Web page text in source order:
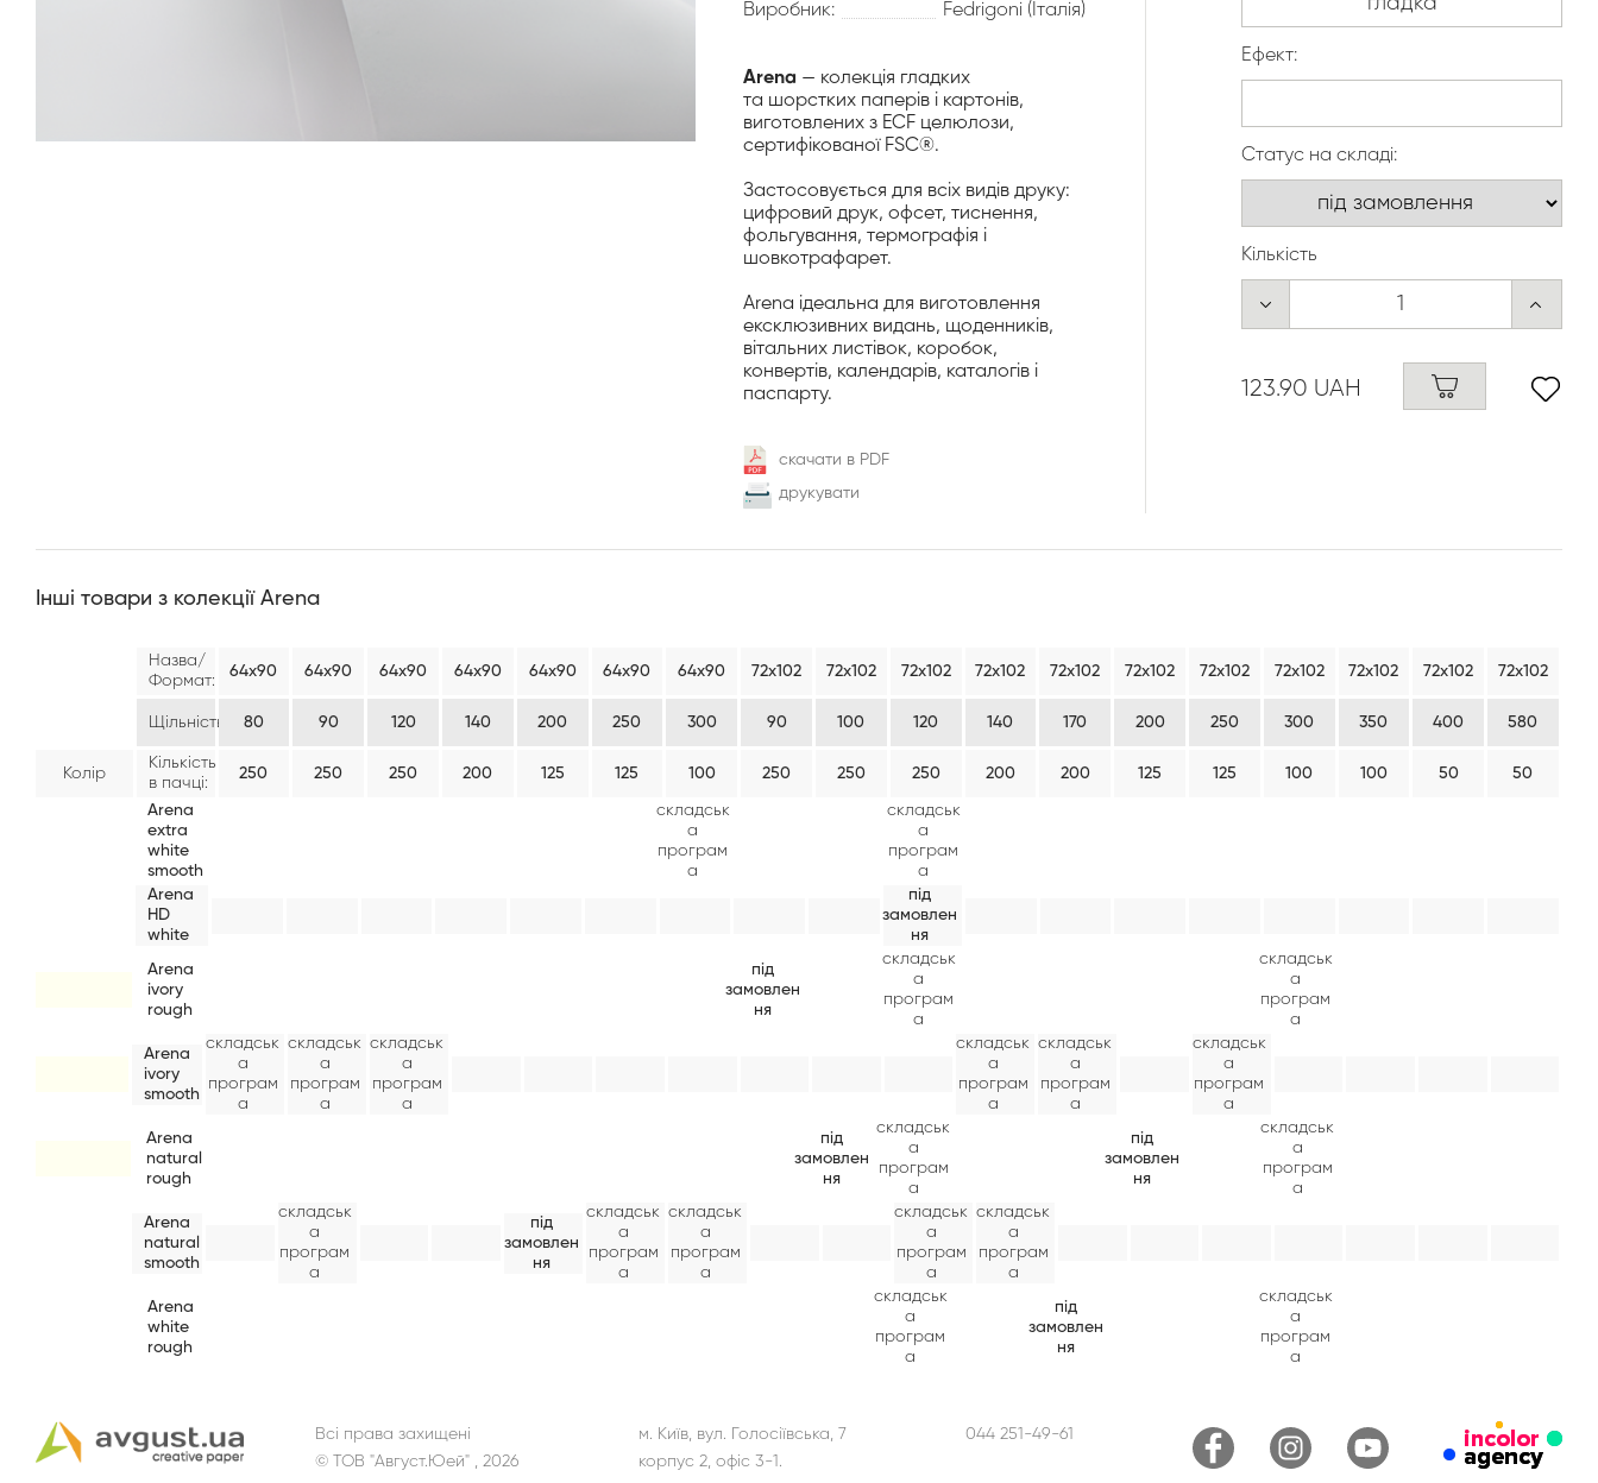
Виробник: Fedrigoni (Італія)
Arena — колекція гладких
та шорстких паперів і картонів,
виготовлених з ECF целюлози,
сертифікованої FSC®.
Застосовується для всіх видів друку:
цифровий друк, офсет, тиснення,
фольгування, термографія і
шовкотрафарет.
Arena ідеальна для виготовлення
ексклюзивних видань, щоденників,
вітальних листівок, коробок,
конвертів, календарів, каталогів і
паспарту.
скачати в PDF
друкувати
Ефект:
Статус на складі:
Кількість
123.90 UAH
Інші товари з колекції Arena
Назва/
Формат:
64х90 64х90 64х90 64х90 64х90 64х90 64х90 72х102 72х102 72х102 72х102 72х102 72х102 72х102 72х102 72х102 72х102 72х102
Щільність: 80 90 120 140 200 250 300 90 100 120 140 170 200 250 300 350 400 580
Колір
Кількість
в пачці:
250 250 250 200 125 125 100 250 250 250 200 200 125 125 100 100 50 50
Arena
extra
white
smooth
складськ
а
програм
а
складськ
а
програм
а
Arena
HD
white
під
замовлен
ня
Arena
ivory
rough
під
замовлен
ня
складськ
а
програм
а
складськ
а
програм
а
Arena
ivory
smooth
складськ
а
програм
а
складськ
а
програм
а
складськ
а
програм
а
складськ
а
програм
а
складськ
а
програм
а
складськ
а
програм
а
Arena
natural
rough
під
замовлен
ня
складськ
а
програм
а
під
замовлен
ня
складськ
а
програм
а
Arena
natural
smooth
складськ
а
програм
а
під
замовлен
ня
складськ
а
програм
а
складськ
а
програм
а
складськ
а
програм
а
складськ
а
програм
а
Arena
white
rough
складськ
а
програм
а
під
замовлен
ня
складськ
а
програм
а
Всі права захищені
© ТОВ "Август.Юей" , 2026
м. Київ, вул. Голосіївська, 7
корпус 2, офіс 3-1.
044 251-49-61